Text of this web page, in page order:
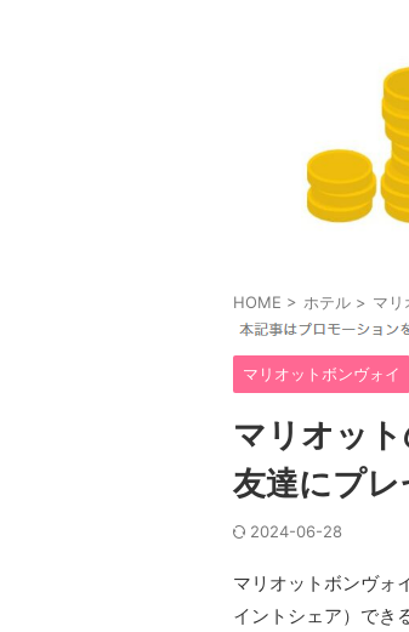
HOME > ホテル > マリ
マリオットボンヴォイ
マリオッ
友達にプレ
2024-06-28
マリオットボンヴォ
イントシェア）でき